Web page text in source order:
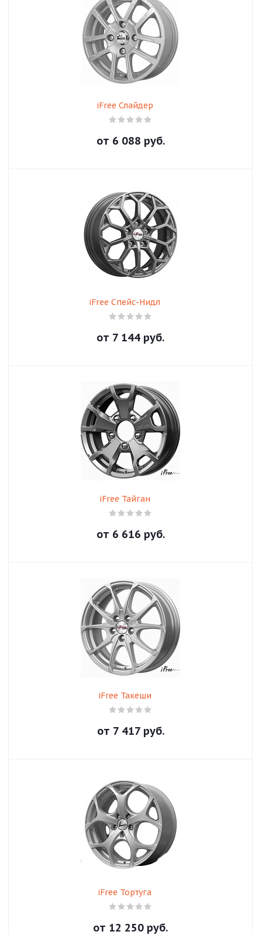
iFree Слайдер
от 6 088 руб.
iFree Спейс-Нидл
от 7 144 руб.
iFree Тайган
от 6 616 руб.
iFree Такеши
от 7 417руб.
iFree Тортуга
от 12 250 руб.